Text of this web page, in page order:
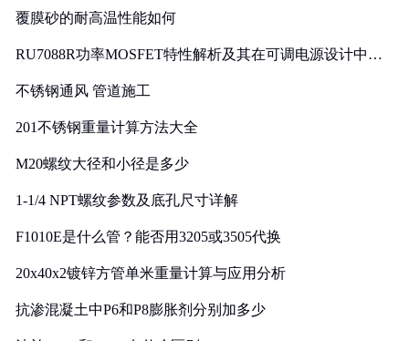
覆膜砂的耐高温性能如何
RU7088R功率MOSFET特性解析及其在可调电源设计中的
不锈钢通风 管道施工
201不锈钢重量计算方法大全
M20螺纹大径和小径是多少
1-1/4 NPT螺纹参数及底孔尺寸详解
F1010E是什么管？能否用3205或3505代换
20x40x2镀锌方管单米重量计算与应用分析
抗渗混凝土中P6和P8膨胀剂分别加多少